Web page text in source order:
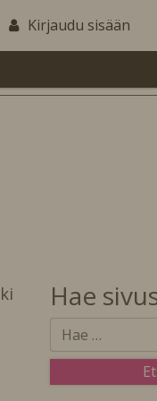
Kirjaudu sisään
Hae